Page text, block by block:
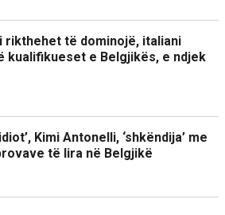
rikthehet të dominojë, italiani
kualifikueset e Belgjikës, e ndjek
Kimi Antonelli, ‘shkëndija’ me
të lira në Belgjikë